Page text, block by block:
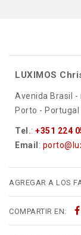
LUXIMOS
Avenida Brasil -
Porto - Portugal
Tel.: +351 224
Email :
AGREGAR A LOS
COMPARTIR EN: